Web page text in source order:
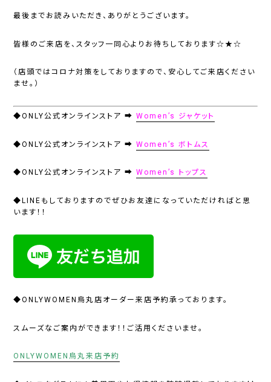
最後までお読みいただき、ありがとうございます。
皆様のご来店を、スタッフ一同心よりお待ちしております☆★☆
（店頭ではコロナ対策をしておりますので、安心してご来店ください
ませ。）
◆ONLY公式オンラインストア ➡ Women’s ジャケット
◆ONLY公式オンラインストア ➡Women’s ボトムス
◆ONLY公式オンラインストア ➡Women’s トップス
◆LINEもしておりますのでぜひお友達になっていただければと思
います！！
◆ONLYWOMEN烏丸店オーダー来店予約承っております。
スムーズなご案内ができます！！ご活用くださいませ。
ONLYWOMEN烏丸来店予約